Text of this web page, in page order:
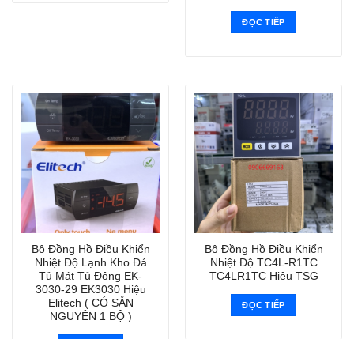
ĐỌC TIẾP
Bộ Đồng Hồ Điều Khiển
Nhiệt Độ Lạnh Kho Đá
Tủ Mát Tủ Đông EK-
3030-29 EK3030 Hiệu
Elitech ( CÓ SẴN
NGUYÊN 1 BỘ )
Bộ Đồng Hồ Điều Khiển
Nhiệt Độ TC4L-R1TC
TC4LR1TC Hiệu TSG
ĐỌC TIẾP